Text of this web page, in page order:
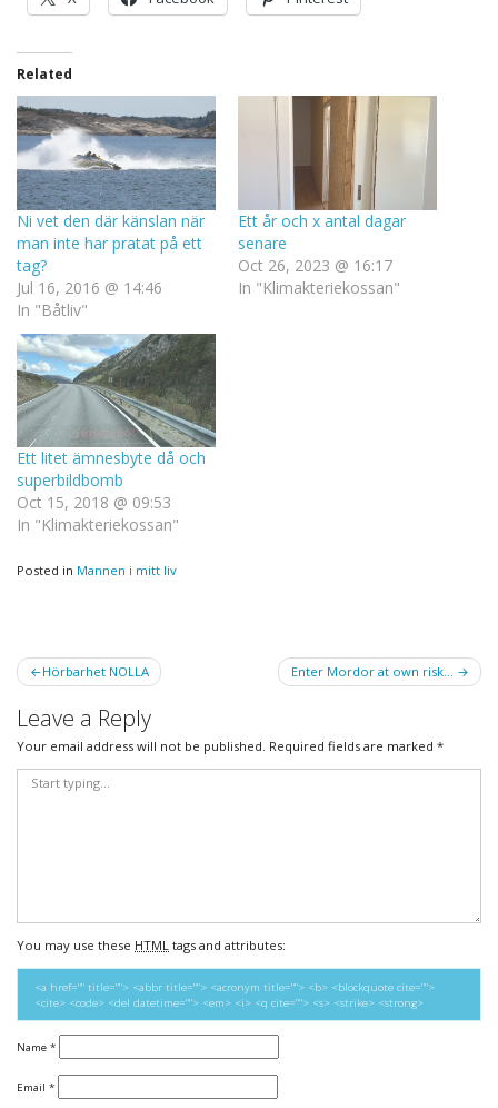
Related
Ni vet den där känslan när
man inte har pratat på ett
tag?
Jul 16, 2016 @ 14:46
In "Båtliv"
Ett år och x antal dagar
senare
Oct 26, 2023 @ 16:17
In "Klimakteriekossan"
Ett litet ämnesbyte då och
superbildbomb
Oct 15, 2018 @ 09:53
In "Klimakteriekossan"
Posted in Mannen i mitt liv
Post
navigation
Hörbarhet NOLLA Enter Mordor at own risk…
Leave a Reply
Your email address will not be published. Required fields are marked *
You may use these HTML tags and attributes:
<a href="" title=""> <abbr title=""> <acronym title=""> <b> <blockquote cite="">
<cite> <code> <del datetime=""> <em> <i> <q cite=""> <s> <strike> <strong>
Name *
Email *